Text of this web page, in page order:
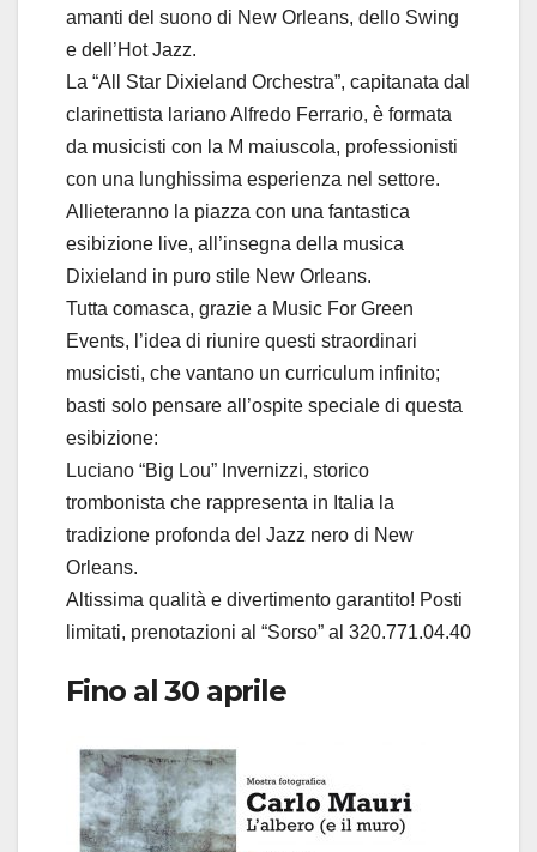
amanti del suono di New Orleans, dello Swing
e dell’Hot Jazz.
La “All Star Dixieland Orchestra”, capitanata dal
clarinettista lariano Alfredo Ferrario, è formata
da musicisti con la M maiuscola, professionisti
con una lunghissima esperienza nel settore.
Allieteranno la piazza con una fantastica
esibizione live, all’insegna della musica
Dixieland in puro stile New Orleans.
Tutta comasca, grazie a Music For Green
Events, l’idea di riunire questi straordinari
musicisti, che vantano un curriculum infinito;
basti solo pensare all’ospite speciale di questa
esibizione:
Luciano “Big Lou” Invernizzi, storico
trombonista che rappresenta in Italia la
tradizione profonda del Jazz nero di New
Orleans.
Altissima qualità e divertimento garantito! Posti
limitati, prenotazioni al “Sorso” al 320.771.04.40
Fino al 30 aprile